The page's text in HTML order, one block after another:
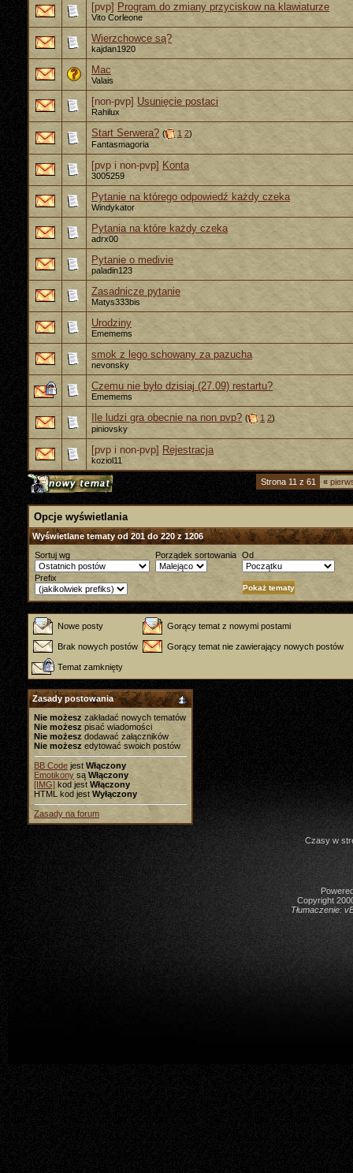
[pvp] Program do zmiany przyciskow na klawiaturze
Vito Corleone
Wierzchowce są?
kajdan1920
Mac
Valais
[non-pvp] Usunięcie postaci
Rahilux
Start Serwera? ( 1 2)
Fantasmagoria
[pvp i non-pvp] Konta
3005259
Pytanie na którego odpowiedź każdy czeka
Windykator
Pytania na które każdy czeka
adrx00
Pytanie o medivie
paladin123
Zasadnicze pytanie
Matys333bis
Urodziny
Ememems
smok z lego schowany za pazucha
nevonsky
Czemu nie było dzisiaj (27.09) restartu?
Ememems
Ile ludzi gra obecnie na non pvp? ( 1 2)
piniovsky
[pvp i non-pvp] Rejestracja
koziol11
Strona 11 z 61 «
Opcje wyświetlania
Wyświetlane tematy od 201 do 220 z 1206
Sortuj wg
Porządek sortowania Od
Prefix
Nowe posty Gorący temat z nowymi postami
Brak nowych postów Gorący temat nie zawierający nowych postów
Temat zamknięty
Zasady postowania
Nie możesz zakładać nowych tematów
Nie możesz pisać wiadomości
Nie możesz dodawać załączników
Nie możesz edytować swoich postów
BB Code jest Włączony
Emotikony są Włączony
[IMG] kod jest Włączony
HTML kod jest Wyłączony
Zasady na forum
Czasy w
Copyright
Tłumaczenie: